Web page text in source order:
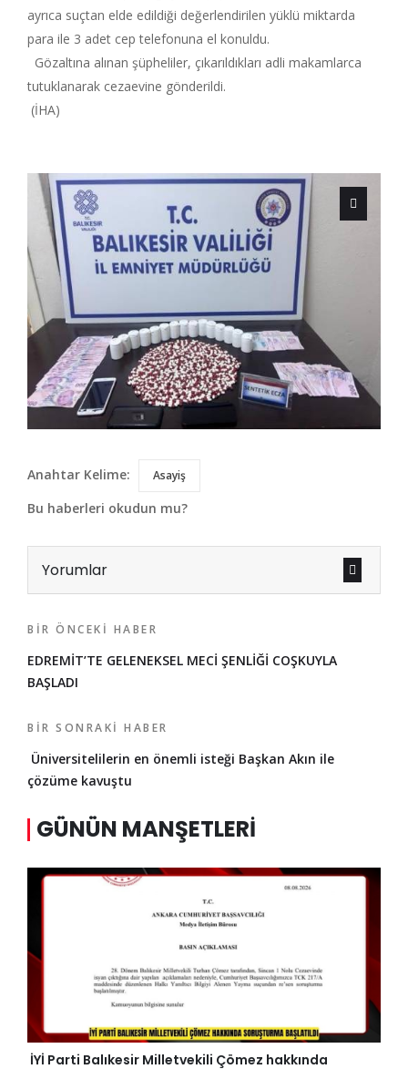
ayrıca suçtan elde edildiği değerlendirilen yüklü miktarda
para ile 3 adet cep telefonuna el konuldu.
Gözaltına alınan şüpheliler, çıkarıldıkları adli makamlarca
tutuklanarak cezaevine gönderildi.
(İHA)
Anahtar Kelime: Asayiş
Bu haberleri okudun mu?
Yorumlar
BIR ÖNCEKI HABER
EDREMİT’TE GELENEKSEL MECİ ŞENLİĞİ COŞKUYLA
BAŞLADI
BIR SONRAKI HABER
Üniversitelilerin en önemli isteği Başkan Akın ile
çözüme kavuştu
GÜNÜN MANŞETLERI
İYİ Parti Balıkesir Milletvekili Çömez hakkında